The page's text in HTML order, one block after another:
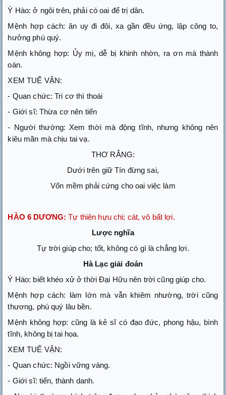
Ý Hào: ở ngôi trên, phải có oai để trị dân.
Mệnh hợp cách: ân uy đi đôi, xa gần đều ứng, lập công to,
hưởng phú quý.
Mệnh không hợp: Ủy mị, dễ bị khinh nhờn, ra ơn mà thành
oán.
XEM TUẾ VẬN:
- Quan chức: Tri cơ thì thoái
- Giới sĩ: Thừa cơ nên tiến
- Người thường: Xem thời mà động tĩnh, nhưng không nên
kiêu mãn mà chịu tai vạ.
THƠ RẰNG:
Dưới trên giữ Tín đừng sai,
Vốn mềm phải cứng cho oai việc làm
HÀO 6 DƯƠNG:Tự thiên hựu chi; cát, vô bất lợi.
Lược nghĩa
Tự trời giúp cho; tốt, không có gì là chẳng lợi.
Hà Lạc giải đoán
Ý Hào: biết khéo xử ở thời Đại Hữu nên trời cũng giúp cho.
Mệnh hợp cách: làm lớn mà vẫn khiêm nhường, trời cũng
thương, phú quý lâu bền.
Mệnh không hợp: cũng là kẻ sĩ có đạo đức, phong hậu, bình
tĩnh, không bị tai họa.
XEM TUẾ VẬN:
- Quan chức: Ngồi vững vàng.
- Giới sĩ: tiến, thành danh.